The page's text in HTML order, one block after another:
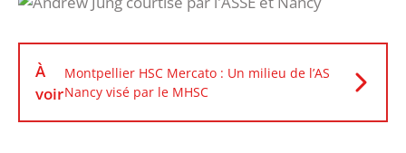
À
voir
Montpellier HSC Mercato : Un milieu de l’AS
Nancy visé par le MHSC